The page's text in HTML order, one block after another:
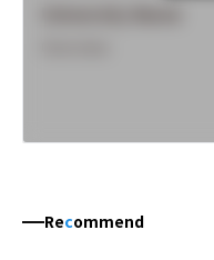
Recommend